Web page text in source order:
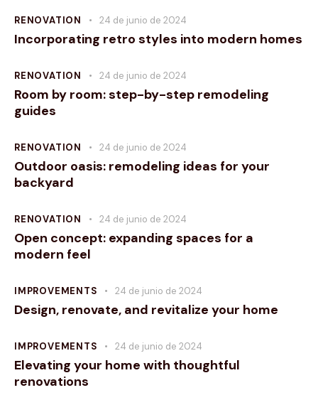
RENOVATION 24 de junio de 2024
Incorporating retro styles into modern homes
RENOVATION 24 de junio de 2024
Room by room: step-by-step remodeling
guides
RENOVATION 24 de junio de 2024
Outdoor oasis: remodeling ideas for your
backyard
RENOVATION 24 de junio de 2024
Open concept: expanding spaces for a
modern feel
IMPROVEMENTS 24 de junio de 2024
Design, renovate, and revitalize your home
IMPROVEMENTS 24 de junio de 2024
Elevating your home with thoughtful
renovations